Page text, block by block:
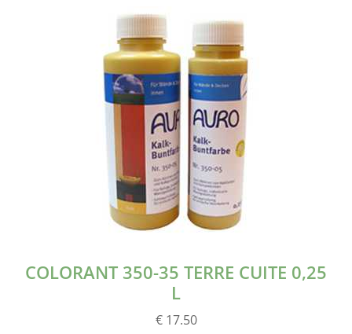
COLORANT 350-35 TERRE CUITE 0,25
L
€ 17.50